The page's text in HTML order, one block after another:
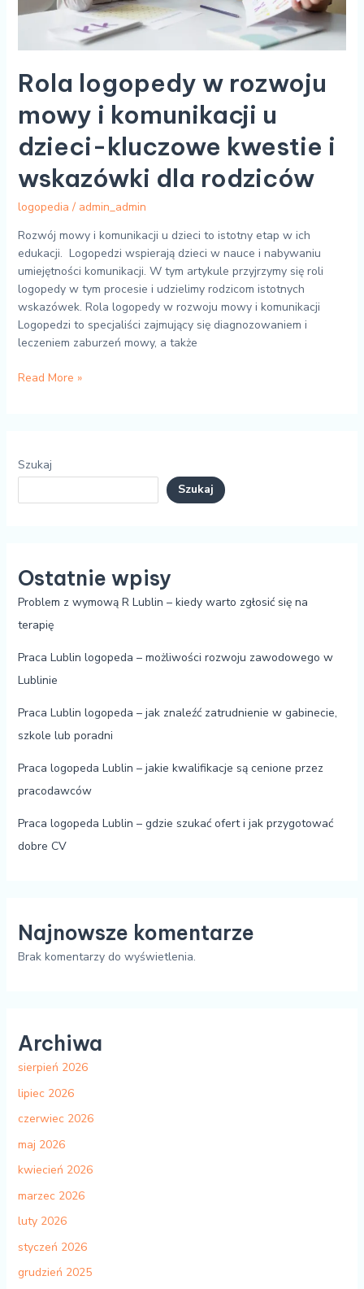
Rola logopedy w rozwoju
mowy i komunikacji u
dzieci-kluczowe kwestie i
wskazówki dla rodziców
logopedia / admin_admin
Rozwój mowy i komunikacji u dzieci to istotny etap w ich
edukacji. Logopedzi wspierają dzieci w nauce i nabywaniu
umiejętności komunikacji. W tym artykule przyjrzymy się roli
logopedy w tym procesie i udzielimy rodzicom istotnych
wskazówek. Rola logopedy w rozwoju mowy i komunikacji
Logopedzi to specjaliści zajmujący się diagnozowaniem i
leczeniem zaburzeń mowy, a także
kwestie
wskazówki
dla
rodziców
Read More »
Szukaj
Szukaj
Ostatnie wpisy
Problem z wymową R Lublin – kiedy warto zgłosić się na
terapię
Praca Lublin logopeda – możliwości rozwoju zawodowego w
Lublinie
Praca Lublin logopeda – jak znaleźć zatrudnienie w gabinecie,
szkole lub poradni
Praca logopeda Lublin – jakie kwalifikacje są cenione przez
pracodawców
Praca logopeda Lublin – gdzie szukać ofert i jak przygotować
dobre CV
Najnowsze komentarze
Brak komentarzy do wyświetlenia.
Archiwa
sierpień 2026
lipiec 2026
czerwiec 2026
maj 2026
kwiecień 2026
marzec 2026
luty 2026
styczeń 2026
grudzień 2025